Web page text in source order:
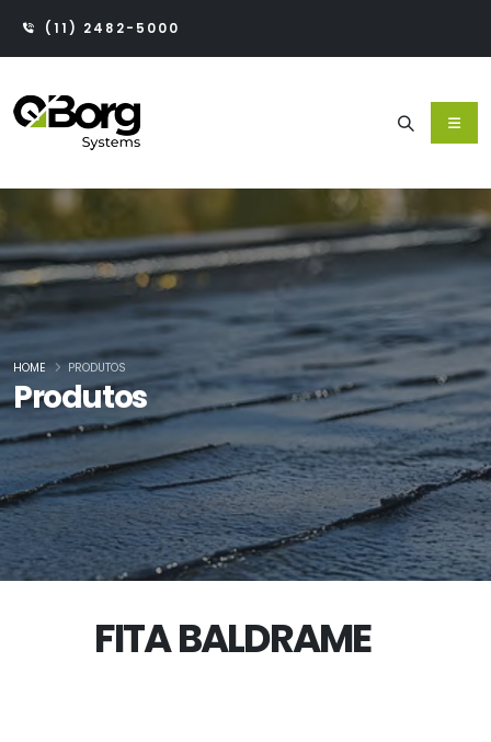
(11) 2482-5000
Produtos
HOME PRODUTOS
FITA BALDRAME